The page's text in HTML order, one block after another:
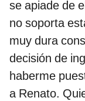
se apiade de
no soporta
muy dura
decisión de
haberme
a Renato.